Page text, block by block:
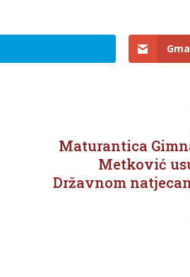
Maturantica
Metković
Državnom